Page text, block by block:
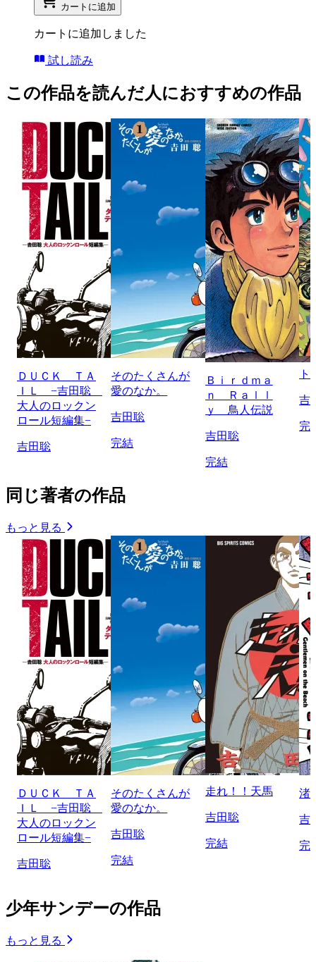
カートに追加
カートに追加しました
試し読み
この作品を読んだ人におすすめの作品
ＤＵＣＫ ＴＡ
ＩＬ −吉田聡
大人のロックン
ロール短編集−
吉田聡
そのたくさんが
愛のなか。
吉田聡
完結
Ｂｉｒｄｍａ
ｎ Ｒａｌｌ
ｙ 鳥人伝説
吉田聡
完結
ト
吉
完
同じ著者の作品
もっと見る
ＤＵＣＫ ＴＡ
ＩＬ −吉田聡
大人のロックン
ロール短編集−
吉田聡
そのたくさんが
愛のなか。
吉田聡
完結
走れ！！天馬
吉田聡
完結
渚
吉
完
少年サンデーの作品
もっと見る